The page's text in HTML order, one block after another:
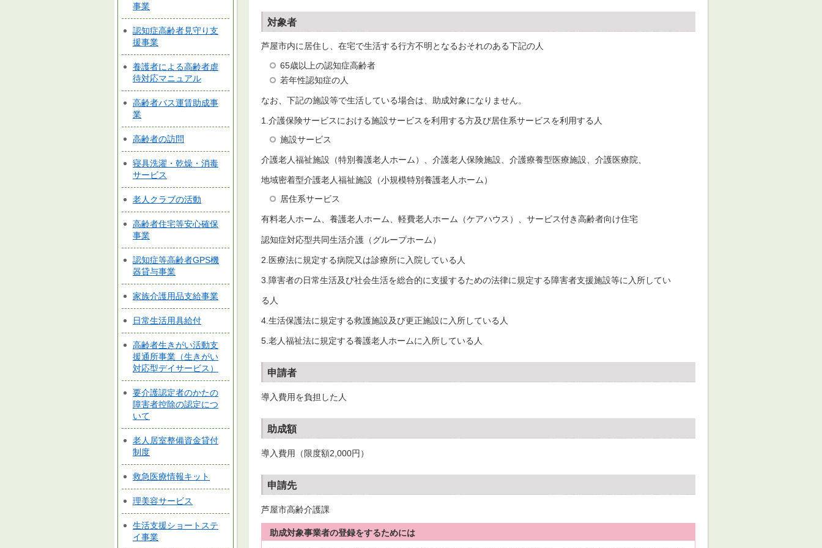
事業
認知症高齢者見守り支
援事業
養護者による高齢者虐
待対応マニュアル
高齢者バス運賃助成事
業
高齢者の訪問
寝具洗濯・乾燥・消毒
サービス
老人クラブの活動
高齢者住宅等安心確保
事業
認知症等高齢者GPS機
器貸与事業
家族介護用品支給事業
日常生活用具給付
高齢者生きがい活動支
援通所事業（生きがい
対応型デイサービス）
要介護認定者のかたの
障害者控除の認定につ
いて
老人居室整備資金貸付
制度
救急医療情報キット
理美容サービス
生活支援ショートステ
イ事業
対象者
芦屋市内に居住し、在宅で生活する行方不明となるおそれのある下記の人
65歳以上の認知症高齢者
若年性認知症の人
なお、下記の施設等で生活している場合は、助成対象になりません。
1.介護保険サービスにおける施設サービスを利用する方及び居住系サービスを利用する人
施設サービス
介護老人福祉施設（特別養護老人ホーム）、介護老人保険施設、介護療養型医療施設、介護医療院、
地域密着型介護老人福祉施設（小規模特別養護老人ホーム）
居住系サービス
有料老人ホーム、養護老人ホーム、軽費老人ホーム（ケアハウス）、サービス付き高齢者向け住宅
認知症対応型共同生活介護（グループホーム）
2.医療法に規定する病院又は診療所に入院している人
3.障害者の日常生活及び社会生活を総合的に支援するための法律に規定する障害者支援施設等に入所してい
る人
4.生活保護法に規定する救護施設及び更正施設に入所している人
5.老人福祉法に規定する養護老人ホームに入所している人
申請者
導入費用を負担した人
助成額
導入費用（限度額2,000円）
申請先
芦屋市高齢介護課
助成対象事業者の登録をするためには